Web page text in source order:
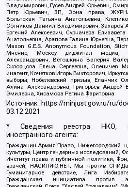
Владимирович, Гусев Андрей Юрьевич,
Петр Юрьевич, ЗП, Зона права,
Вольтская Татьяна Анатольевна,
Сотников Даниил Владимирович, Захаров
Евгений Алексеевич, Сурначева
Анатольевна, Арапова Галина Юрьевна,
Mason G.E.S. Anonymous Foundation,
Мнение, Москоу диджитал медиа,
Александрович, Ветошкина Валерия
Скворцова Елена Сергеевна, Оленичев
инагент, Кочетков Игорь Викторович,
выборы, Нобелевский призыв, Еланчик
Алина Александровна, Григорьев Андрей
Эмилевна, Хисамова Регина Фаритовна
Источник: https://minjust.gov.ru/ru/
03.12.2021
* Сведения реестра НКО,
иностранного агента:
Гражданин.Армия.Право, Нижегородский
культуры, Центр гендерных исследований,
Институт права и публичной политики,
врачей, НАСИЛИЮ.НЕТ, Мы против СПИДа,
Гуманитарное действие, Лига
Гражданская инициатива против